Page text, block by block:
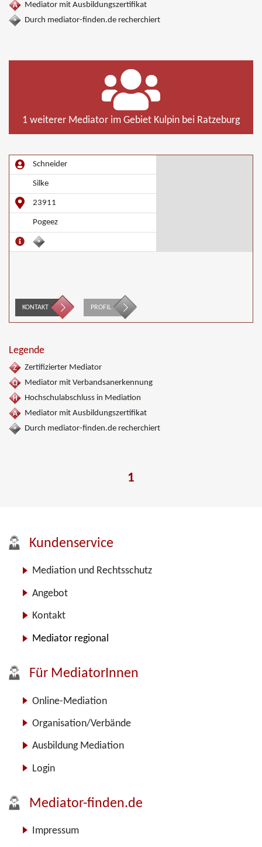
Mediator mit Ausbildungszertifikat
Durch mediator-finden.de recherchiert
1 weiterer Mediator im Gebiet Kulpin bei Ratzeburg
Schneider
Silke
23911
Pogeez
KONTAKT PROFIL
Legende
Zertifizierter Mediator
Mediator mit Verbandsanerkennung
Hochschulabschluss in Mediation
Mediator mit Ausbildungszertifikat
Durch mediator-finden.de recherchiert
1
Kundenservice
Mediation und Rechtsschutz
Angebot
Kontakt
Mediator regional
Für MediatorInnen
Online-Mediation
Organisation/Verbände
Ausbildung Mediation
Login
Mediator-finden.de
Impressum